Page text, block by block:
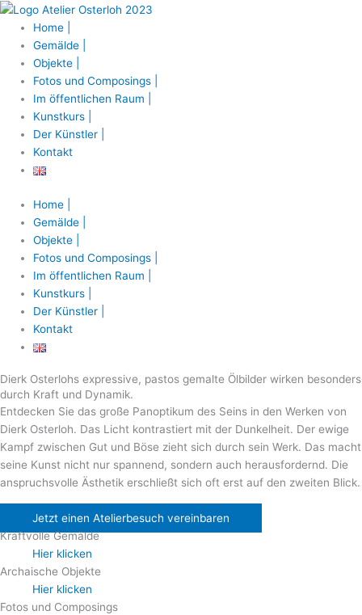
Zum
Inhalt
springen
Home |
Gemälde |
Objekte |
Fotos und Composings |
Im öffentlichen Raum |
Kunstkurs |
Der Künstler |
Kontakt
Home |
Gemälde |
Objekte |
Fotos und Composings |
Im öffentlichen Raum |
Kunstkurs |
Der Künstler |
Kontakt
Dierk Osterlohs expressive, pastos gemalte Ölbilder wirken besonders
durch Kraft und Dynamik.
Entdecken Sie das große Panoptikum des Seins in den Werken von
Dierk Osterloh. Das Licht kontrastiert mit der Dunkelheit. Der ewige
Kampf zwischen Gut und Böse zieht sich durch sein Werk. Das macht
seine Kunst nicht nur spannend, sondern auch herausfordernd. Die
anspruchsvolle Ästhetik erschließt sich oft erst auf den zweiten Blick.
Jetzt einen Atelierbesuch vereinbaren
Kraftvolle Gemälde
Hier klicken
Archaische Objekte
Hier klicken
Fotos und Composings